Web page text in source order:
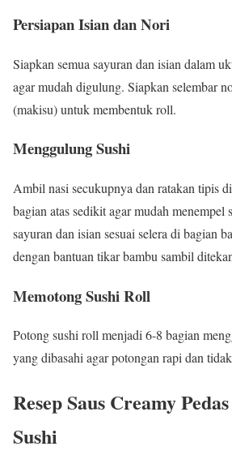
Persiapan Isian dan Nori
Siapkan semua sayuran dan isian dalam
agar mudah digulung. Siapkan selembar
(makisu) untuk membentuk roll.
Menggulung Sushi
Ambil nasi secukupnya dan ratakan tipis
bagian atas sedikit agar mudah menempel
sayuran dan isian sesuai selera di bagian
dengan bantuan tikar bambu sambil
Memotong Sushi Roll
Potong sushi roll menjadi 6-8 bagian
yang dibasahi agar potongan rapi dan
Resep Saus Creamy
Sushi